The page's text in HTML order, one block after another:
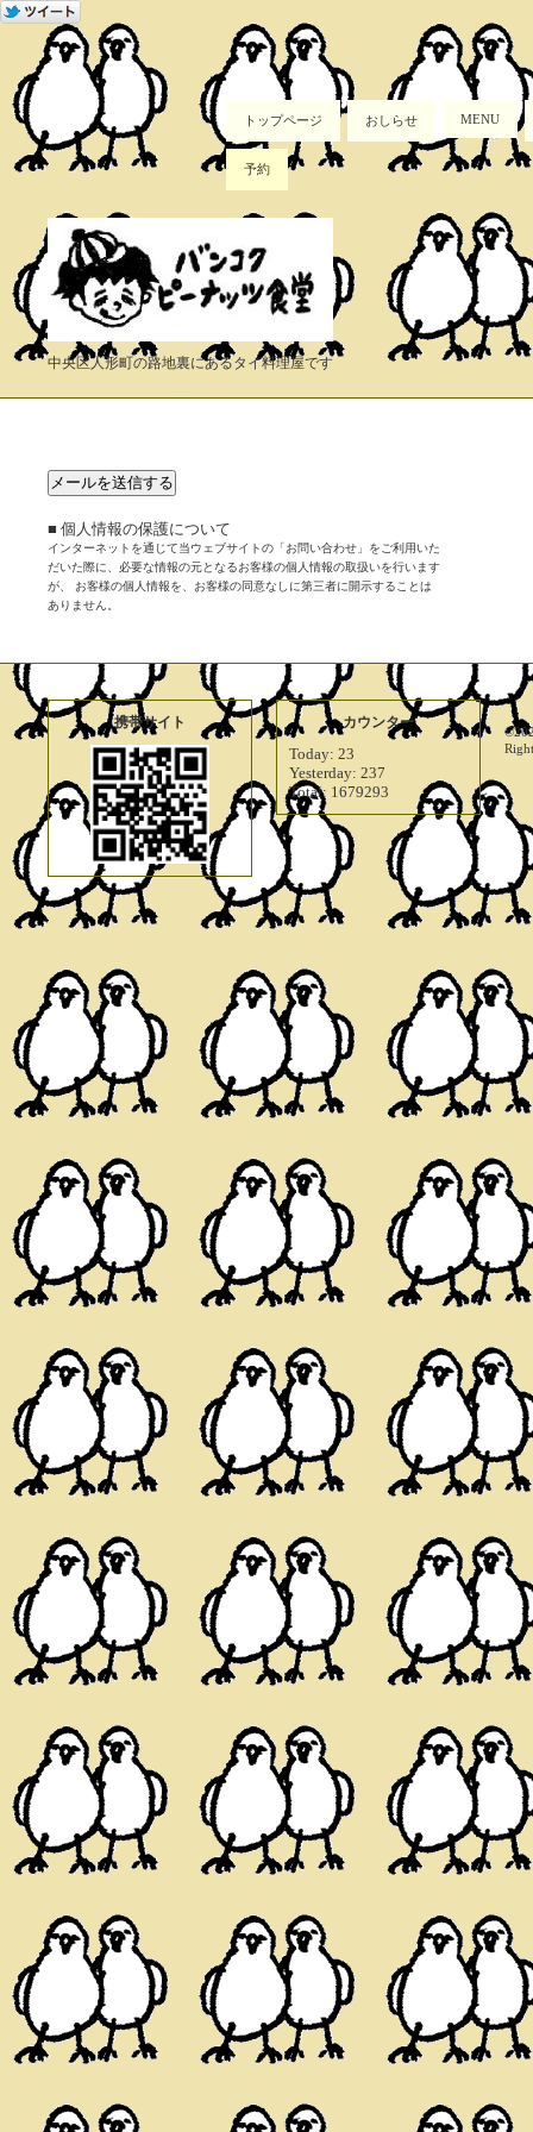
トップページ おしらせ MENU
予約
中央区人形町の路地裏にあるタイ料理屋です
■ 個人情報の保護について
インターネットを通じて当ウェブサイトの「お問い合わせ」をご利用いた
だいた際に、必要な情報の元となるお客様の個人情報の取扱いを行います
が、 お客様の個人情報を、お客様の同意なしに第三者に開示することは
ありません。
携帯サイト カウンター
Today: 23
Yesterday: 237
Total: 1679293